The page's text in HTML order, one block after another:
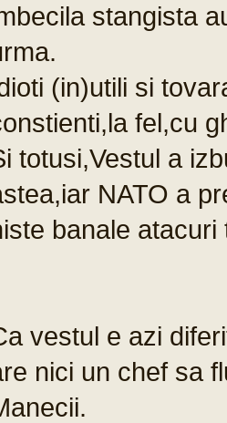
stangista
(in)utili si
fel,cu
totusi,Vestul a
NATO a
banale atacuri
vestul e azi
nici un chef sa